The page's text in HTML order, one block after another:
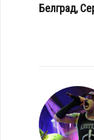
Белград,